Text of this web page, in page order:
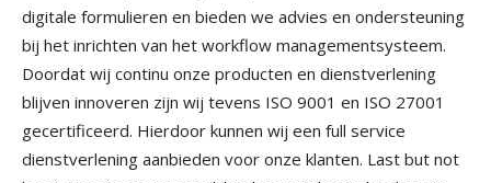
digitale formulieren en bieden we advies en ondersteuning
bij het inrichten van het workflow managementsysteem.
Doordat wij continu onze producten en dienstverlening
blijven innoveren zijn wij tevens ISO 9001 en ISO 27001
gecertificeerd. Hierdoor kunnen wij een full service
dienstverlening aanbieden voor onze klanten. Last but not